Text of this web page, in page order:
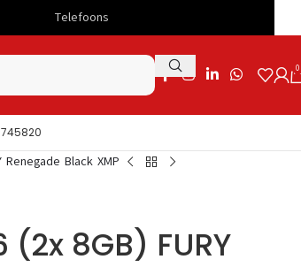
0
Renegade Black XMP
(2x 8GB) FURY